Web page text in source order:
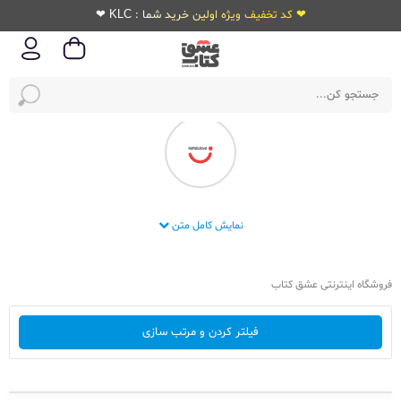
❤ کد تخفیف ویژه اولین خرید شما : KLC ❤
انتشارات قلم آذین رضا
نمایش کامل متن
فروشگاه اینترنتی عشق کتاب
فیلتر کردن و مرتب سازی